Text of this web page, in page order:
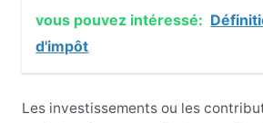
vous pouvez intéressé:
d'impôt
Les investissements ou les